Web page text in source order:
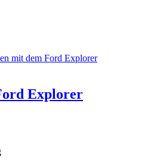
mit dem Ford Explorer
Explorer